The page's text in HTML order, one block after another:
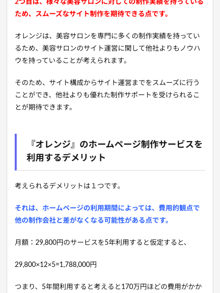
2つ目は、様々な美容サロンに対しての制作実績を持っている
ため、スムーズなサイト制作を期待できる点です。
オレンジは、美容サロンを専門に多くの制作実績を持ってい
るため、美容サロンのサイト運営に関して他社よりもノウハ
ウを持っていることが考えられます。
そのため、サイト構成からサイト運営までをスムーズに行う
ことができ、他社よりも優れた制作サポートを受けられるこ
とが期待できます。
『オレンジ』のホームページ制作サービスを
利用するデメリット
考えられるデメリットは１つです。
それは、ホームページの利用期間によっては、費用的観点で
他の制作会社と差がなくなる可能性がある点です。
月額：29,800円のサービスを5年利用すると仮定すると、
29,800×12×5=1,788,000円
つまり、5年間利用すると考えると170万円ほどの費用がかか